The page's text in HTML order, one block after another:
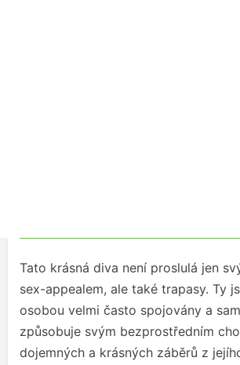
Tato krásná diva není proslulá jen
sex-appealem, ale také trapasy. Ty
osobou velmi často spojovány a
způsobuje svým bezprostředním
dojemných a krásných záběrů z